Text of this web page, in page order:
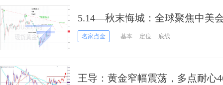
5.14—秋末悔城：全球聚焦中美
号！
名家点金 基本 定位 底线
王导：黄金窄幅震荡，多点耐心